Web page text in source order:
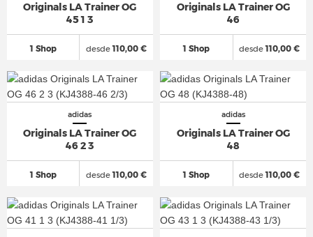
Originals LA Trainer OG
45 1 3
1 Shop desde110,00 €
Originals LA Trainer OG
46
1 Shop desde110,00 €
adidas
Originals LA Trainer OG
46 2 3
1 Shop desde110,00 €
adidas
Originals LA Trainer OG
48
1 Shop desde110,00 €